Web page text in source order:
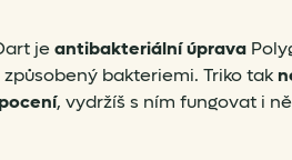
jeantibakteriální úprava
způsobený bakteriemi. Triko tak
, vydržíš s ním fungovat i